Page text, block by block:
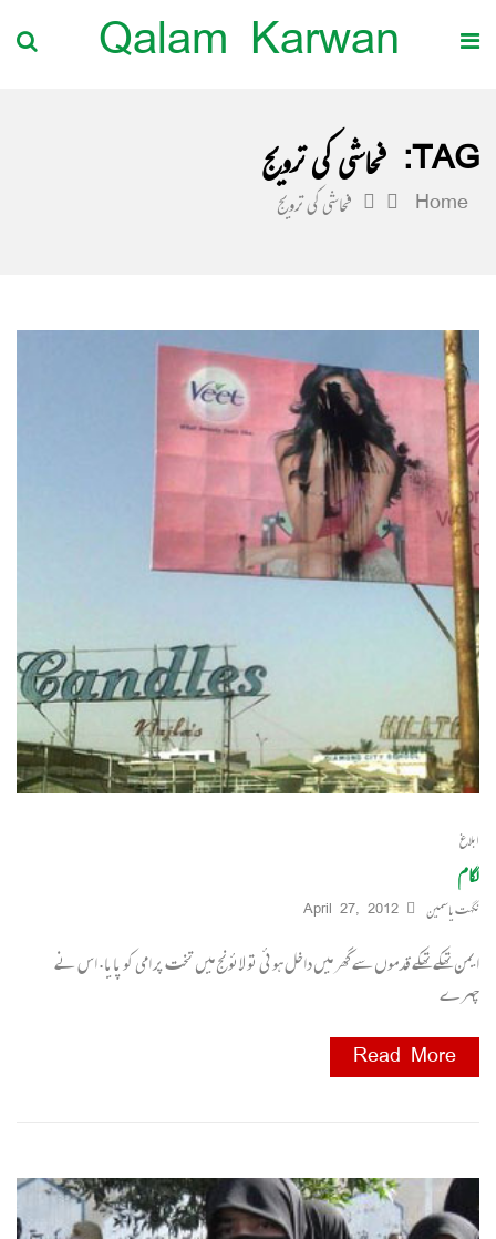
Qalam Karwan
TAG: فحاشی کی ترویج
Home فحاشی کی ترویج
ابلاغ
لگام
نگہت یاسمین April 27, 2012
ایمن تھکے تھکے قدموں سے گھر میں داخل ہوئی تو لائونج میں تخت پر امی کو پایا. اس نے
چہرے
Read More